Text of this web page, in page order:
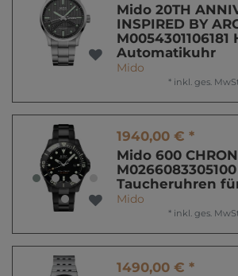
Mido 20TH
INSPIRED BY
M0054301106181
Automatikuhr
Mido
* inkl. ges.
1940,00 € *
Mido 600
M0266083305100
Taucheruhren
Mido
* inkl. ges.
1490,00 € *